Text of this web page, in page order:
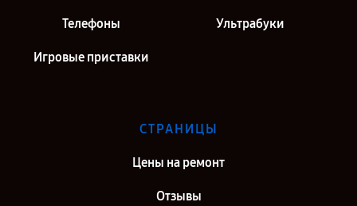
Телефоны Ультрабуки
Игровые приставки
СТРАНИЦЫ
Цены на ремонт
Отзывы